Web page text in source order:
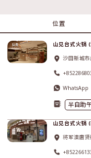
位置
山见台式火锅
沙田新城
WhatsApp
半自助
山见台式火锅
将军澳唐